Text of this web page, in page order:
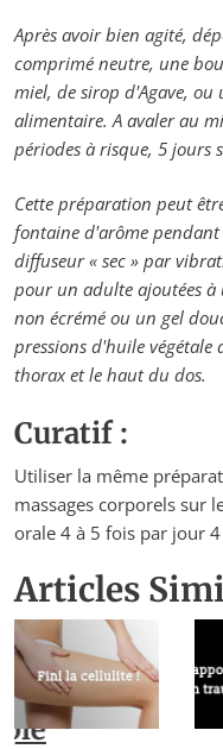
Après avoir bien agité,
comprimé neutre, une
miel, de sirop d'Agave,
alimentaire. A avaler au
périodes à risque, 5 jours
Cette préparation peut
fontaine d'arôme
diffuseur « sec » par
pour un adulte ajoutées
non écrémé ou un gel
pressions d'huile
thorax et le haut du dos.
Curatif :
Utiliser la même
massages corporels sur
orale 4 à 5 fois par jour
Articles